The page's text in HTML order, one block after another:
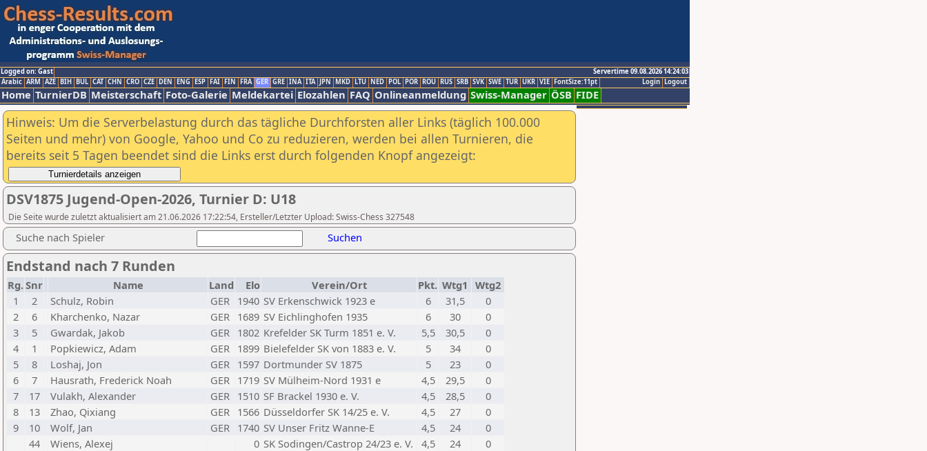
Logged on: Gast
Servertime 09.08.2026 14:24:03
Logout
Login
Arabic ARM AZE BIH BUL CAT CHN CRO CZE DEN ENG ESP FAI FIN FRA GER GRE INA ITA JPN MKD LTU NED POL POR ROU RUS SRB SVK SWE TUR UKR VIE FontSize:11pt
Home TurnierDB Meisterschaft Foto-Galerie Meldekartei Elozahlen FAQ Onlineanmeldung Swiss-Manager ÖSB FIDE
Hinweis: Um die Serverbelastung durch das tägliche Durchforsten aller Links (täglich 100.000
Seiten und mehr) von Google, Yahoo und Co zu reduzieren, werden bei allen Turnieren, die
bereits seit 5 Tagen beendet sind die Links erst durch folgenden Knopf angezeigt:
DSV1875 Jugend-Open-2026, Turnier D: U18
Die Seite wurde zuletzt aktualisiert am 21.06.2026 17:22:54, Ersteller/Letzter Upload: Swiss-Chess 327548
Suche nach Spieler Suchen
Endstand nach 7 Runden
Rg.Snr Name Land Elo Verein/Ort Pkt. Wtg1
Wtg2
1
2 Schulz, Robin GER 1940 SV Erkenschwick 1923 e 6 31,5
0
2
6 Kharchenko, Nazar GER 1689 SV Eichlinghofen 1935 6 30
0
3
5 Gwardak, Jakob GER 1802 Krefelder SK Turm 1851 e. V. 5,5 30,5
0
4
1 Popkiewicz, Adam GER 1899 Bielefelder SK von 1883 e. V. 5 34
0
5
8 Loshaj, Jon GER 1597 Dortmunder SV 1875 5 23
0
6
7 Hausrath, Frederick Noah GER 1719 SV Mülheim-Nord 1931 e 4,5 29,5
0
7
17 Vulakh, Alexander GER 1510 SF Brackel 1930 e. V. 4,5 28,5
0
8
13 Zhao, Qixiang GER 1566 Düsseldorfer SK 14/25 e. V. 4,5 27
0
9
10 Wolf, Jan GER 1740 SV Unser Fritz Wanne-E 4,5 24
0
44
Wiens, Alexej 0 SK Sodingen/Castrop 24/23 e. V. 4,5 24
0